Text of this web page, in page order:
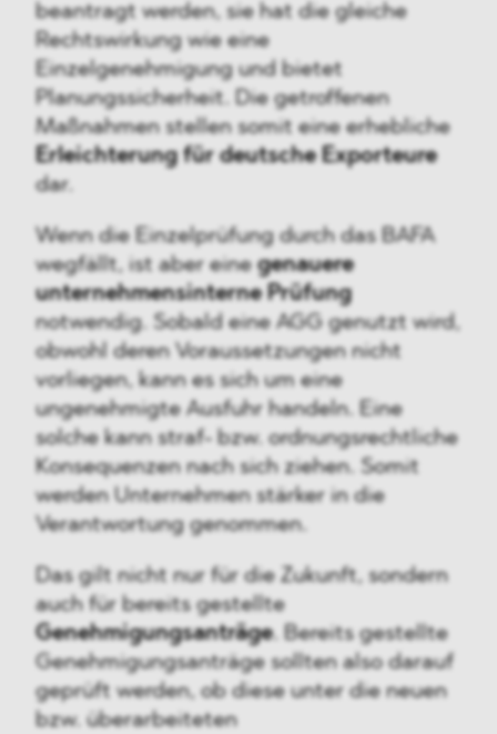
beantragt werden, sie hat die gleiche
Rechtswirkung wie eine
Einzelgenehmigung und bietet
Planungssicherheit. Die getroffenen
Maßnahmen stellen somit eine erhebliche
Erleichterung für deutsche Exporteure
dar.
Wenn die Einzelprüfung durch das BAFA
wegfällt, ist aber einegenauere
unternehmensinterne Prüfung
notwendig. Sobald eine AGG genutzt wird,
obwohl deren Voraussetzungen nicht
vorliegen, kann es sich um eine
ungenehmigte Ausfuhr handeln. Eine
solche kann straf- bzw. ordnungsrechtliche
Konsequenzen nach sich ziehen. Somit
werden Unternehmen stärker in die
Verantwortung genommen.
Das gilt nicht nur für die Zukunft, sondern
auch für bereits gestellte
Genehmigungsanträge. Bereits gestellte
Genehmigungsanträge sollten also darauf
geprüft werden, ob diese unter die neuen
bzw. überarbeiteten